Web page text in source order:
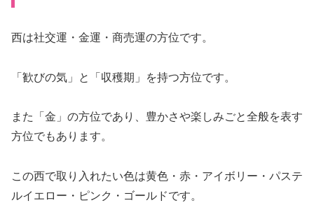
西は社交運・金運・商売運の方位です。
「歓びの気」と「収穫期」を持つ方位です。
また「金」の方位であり、豊かさや楽しみごと全般を表す
方位でもあります。
この西で取り入れたい色は黄色・赤・アイボリー・パステ
ルイエロー・ピンク・ゴールドです。